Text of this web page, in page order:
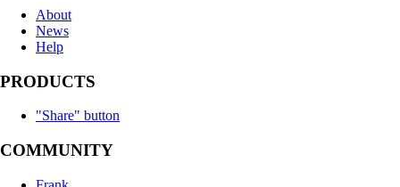
About
News
Help
PRODUCTS
"Share" button
COMMUNITY